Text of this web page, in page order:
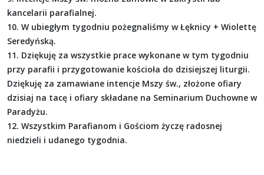
kancelarii parafialnej.
10. W ubiegłym tygodniu pożegnaliśmy w Łęknicy + Wiolettę
Seredyńską.
11. Dziękuję za wszystkie prace wykonane w tym tygodniu
przy parafii i przygotowanie kościoła do dzisiejszej liturgii.
Dziękuję za zamawiane intencje Mszy św., złożone ofiary
dzisiaj na tacę i ofiary składane na Seminarium Duchowne w
Paradyżu.
12. Wszystkim Parafianom i Gościom życzę radosnej
niedzieli i udanego tygodnia.